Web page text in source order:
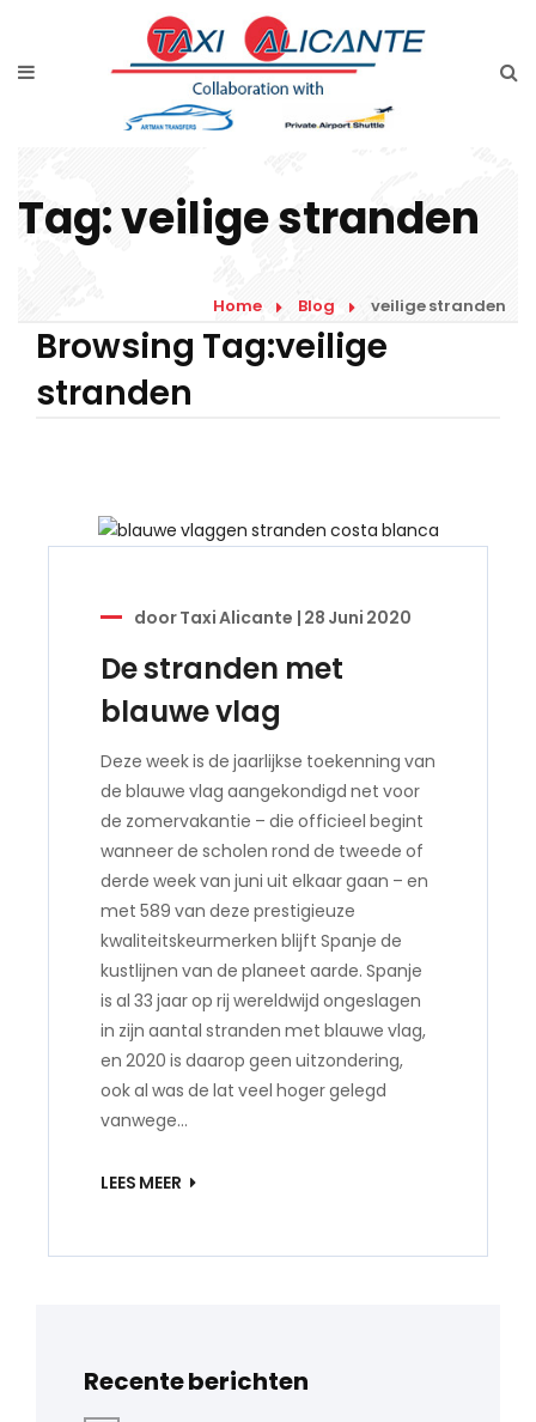
Prijsaanvraag
Blog
Links
Tag:veilige stranden
Home Blog veilige stranden
Browsing Tag:veilige
stranden
doorTaxi Alicante | 28 Juni 2020
De stranden met
blauwe vlag
Deze week is de jaarlijkse toekenning van
de blauwe vlag aangekondigd net voor
de zomervakantie – die officieel begint
wanneer de scholen rond de tweede of
derde week van juni uit elkaar gaan – en
met 589 van deze prestigieuze
kwaliteitskeurmerken blijft Spanje de
kustlijnen van de planeet aarde. Spanje
is al 33 jaar op rij wereldwijd ongeslagen
in zijn aantal stranden met blauwe vlag,
en 2020 is daarop geen uitzondering,
ook al was de lat veel hoger gelegd
vanwege…
LEES MEER
Recente berichten